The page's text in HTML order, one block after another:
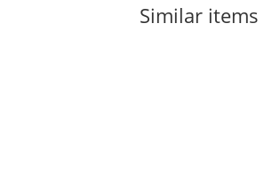
Similar items